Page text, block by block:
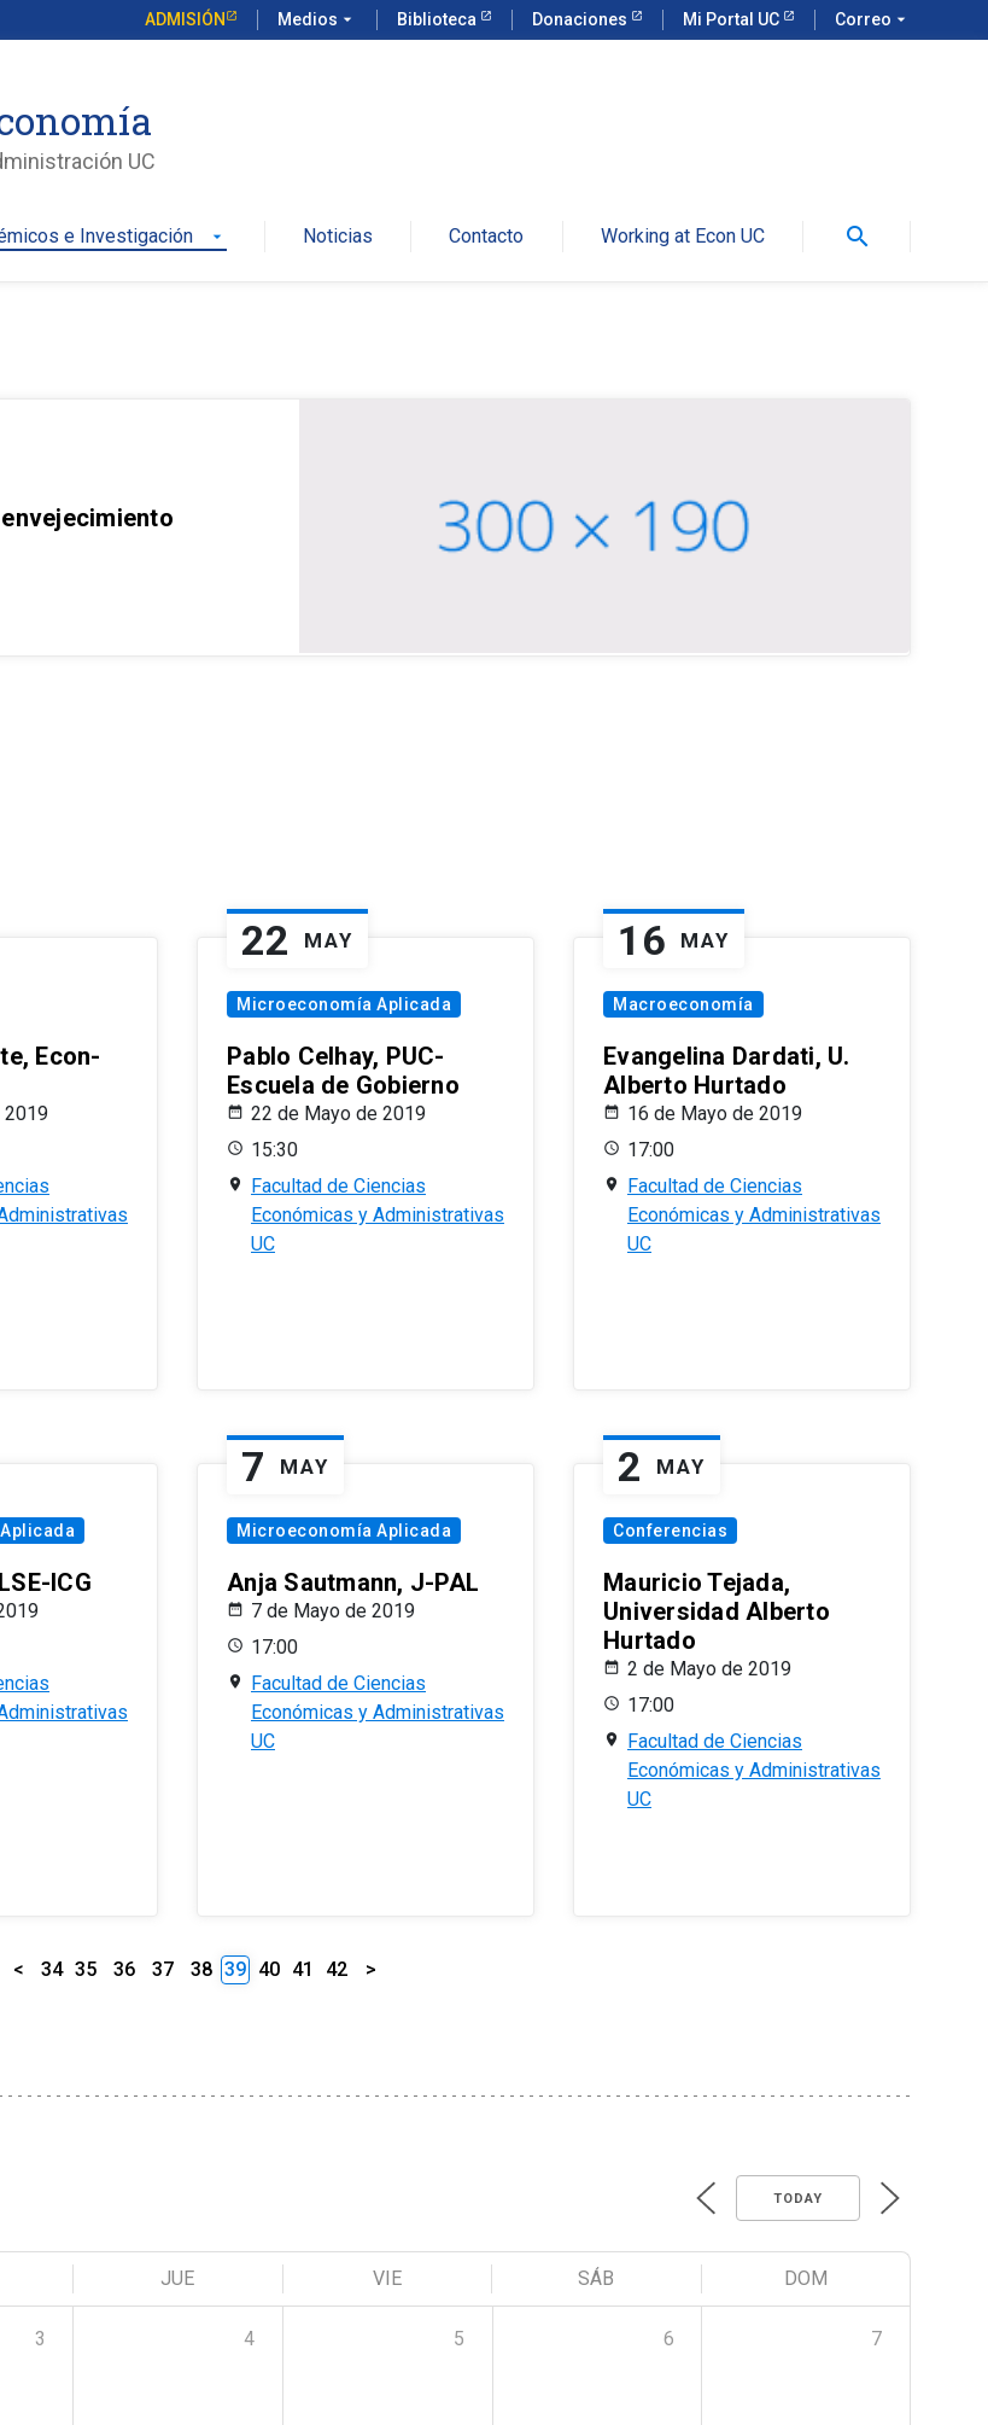
ADMISIÓN Medios arrow_drop_down Biblioteca Donaciones Mi Portal UC Correo arrow_drop_down
UC
e Investigación arrow_drop_down Noticias Contacto Working at Econ UC search
Econ-
2019
22 MAY
Microeconomía Aplicada
Pablo Celhay, PUC-
Escuela de Gobierno
22 de Mayo de 2019
15:30
Facultad de Ciencias
Económicas y Administrativas
UC
16 MAY
Macroeconomía
Evangelina Dardati, U.
Alberto Hurtado
16 de Mayo de 2019
17:00
Facultad de Ciencias
Económicas y Administrativas
UC
ICG
7 MAY
Microeconomía Aplicada
Anja Sautmann, J-PAL
7 de Mayo de 2019
17:00
Facultad de Ciencias
Económicas y Administrativas
UC
2 MAY
Conferencias
Mauricio Tejada,
Universidad Alberto
Hurtado
2 de Mayo de 2019
17:00
Facultad de Ciencias
Económicas y Administrativas
UC
< 34 35 36 37 38 39 40 41 42 >
TODAY
JUE VIE SÁB DOM
3 4 5 6 7